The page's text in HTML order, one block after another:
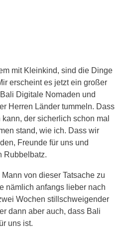
mit Kleinkind, sind die Dinge
erscheint es jetzt ein großer
Digitale Nomaden und
Herren Länder tummeln. Dass
der sicherlich schon mal
stand, wie ich. Dass wir
Freunde für uns und
Rubbelbatz.
von dieser Tatsache zu
nämlich anfangs lieber nach
Wochen stillschweigender
dann aber auch, dass Bali
uns ist.